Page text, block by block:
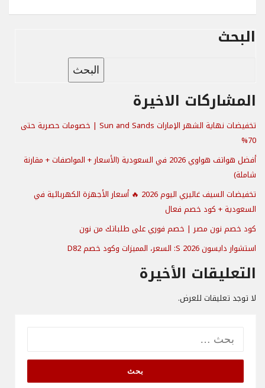
البحث
البحث
المشاركات الاخيرة
تخفيضات نهاية الشهر الإمارات Sun and Sands | خصومات حصرية حتى
70%
أفضل هواتف هواوي 2026 في السعودية (الأسعار + المواصفات + مقارنة
شاملة)
تخفيضات السيف غاليري اليوم 2026 🔥 أسعار الأجهزة الكهربائية في
السعودية + كود خصم فعال
كود خصم نون مصر | خصم فوري على طلباتك من نون
استشوار دايسون S 2026: السعر، المميزات وكود خصم D82
التعليقات الأخيرة
لا توجد تعليقات للعرض.
البحث
عن: